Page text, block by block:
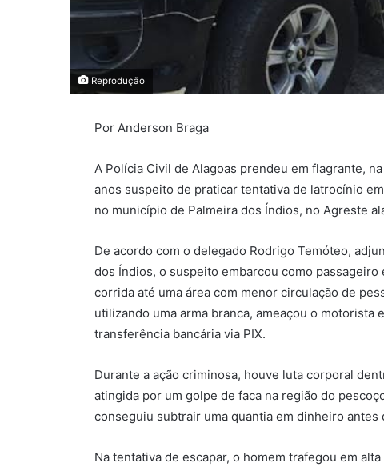
Reprodução
Por Anderson Braga
A Polícia Civil de Alagoas prendeu em flagrante,
anos suspeito de praticar tentativa de latrocínio
no município de Palmeira dos Índios, no Agreste
De acordo com o delegado Rodrigo Temóteo,
dos Índios, o suspeito embarcou como
corrida até uma área com menor circulação de
utilizando uma arma branca, ameaçou o
transferência bancária via PIX.
Durante a ação criminosa, houve luta corporal
atingida por um golpe de faca na região do
conseguiu subtrair uma quantia em dinheiro antes
Na tentativa de escapar, o homem trafegou em